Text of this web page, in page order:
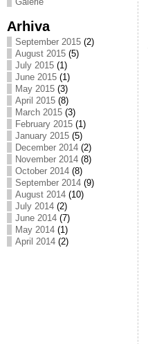
Arhiva
September 2015 (2)
August 2015 (5)
July 2015 (1)
June 2015 (1)
May 2015 (3)
April 2015 (8)
March 2015 (3)
February 2015 (1)
January 2015 (5)
December 2014 (2)
November 2014 (8)
October 2014 (8)
September 2014 (9)
August 2014 (10)
July 2014 (2)
June 2014 (7)
May 2014 (1)
April 2014 (2)